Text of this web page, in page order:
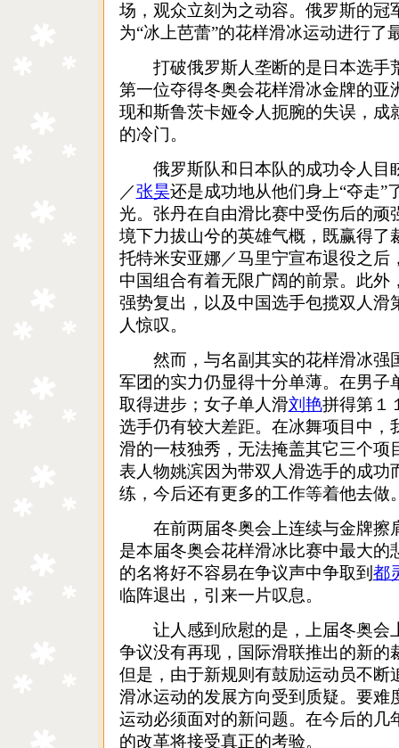
场，观众立刻为之动容。俄罗斯的冠
为“冰上芭蕾”的花样滑冰运动进行了
打破俄罗斯人垄断的是日本选手
第一位夺得冬奥会花样滑冰金牌的亚
现和斯鲁茨卡娅令人扼腕的失误，成
的冷门。
俄罗斯队和日本队的成功令人目
／张昊还是成功地从他们身上“夺走”
光。张丹在自由滑比赛中受伤后的顽
境下力拔山兮的英雄气概，既赢得了
托特米安亚娜／马里宁宣布退役之后
中国组合有着无限广阔的前景。此外
强势复出，以及中国选手包揽双人滑
人惊叹。
然而，与名副其实的花样滑冰强
军团的实力仍显得十分单薄。在男子
取得进步；女子单人滑刘艳拼得第１
选手仍有较大差距。在冰舞项目中，
滑的一枝独秀，无法掩盖其它三个项
表人物姚滨因为带双人滑选手的成功
练，今后还有更多的工作等着他去做
在前两届冬奥会上连续与金牌擦
是本届冬奥会花样滑冰比赛中最大的
的名将好不容易在争议声中争取到 都
临阵退出，引来一片叹息。
让人感到欣慰的是，上届冬奥会
争议没有再现，国际滑联推出的新的
但是，由于新规则有鼓励运动员不断
滑冰运动的发展方向受到质疑。要难
运动必须面对的新问题。在今后的几
的改革将接受真正的考验。